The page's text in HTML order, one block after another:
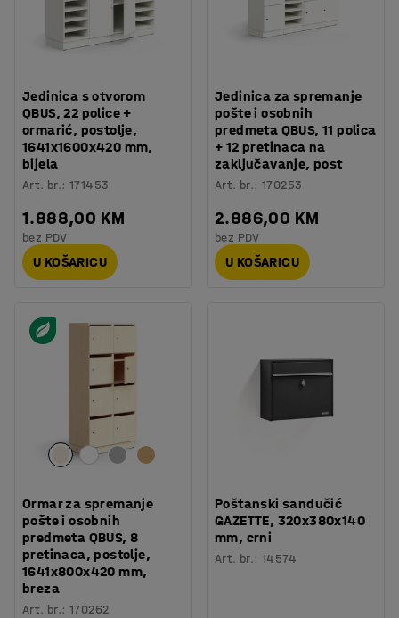
Jedinica s otvorom
QBUS, 22 police +
ormarić, postolje,
1641x1600x420 mm,
bijela
Art. br.:171453
1.888,00 KM
bez PDV
U KOŠARICU
Jedinica za spremanje
pošte i osobnih
predmeta QBUS, 11 polica
+ 12 pretinaca na
zaključavanje, post
Art. br.:170253
2.886,00 KM
bez PDV
U KOŠARICU
Ormar za spremanje
pošte i osobnih
predmeta QBUS, 8
pretinaca, postolje,
1641x800x420 mm,
breza
Art. br.:170262
Poštanski sandučić
GAZETTE, 320x380x140
mm, crni
Art. br.:14574